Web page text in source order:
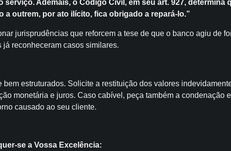
serviço. Ademais, o Código Civil, em seu art. 927, determina
a outrem, por ato ilícito, fica obrigado a repará-lo.”
jurisprudências que reforcem a tese de que o banco agiu de
reconheceram casos similares.
bem estruturados. Solicite a restituição dos valores
monetária e juros. Caso cabível, peça também a condenação
causado ao seu cliente.
se a Vossa Excelência: